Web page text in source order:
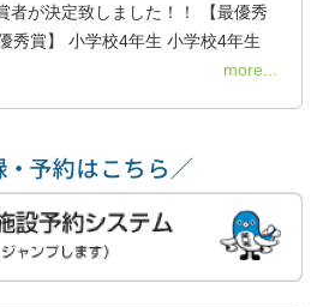
者が決定致しました！！ 【最優秀
秀賞】 小学校4年生 小学校4年生
more...